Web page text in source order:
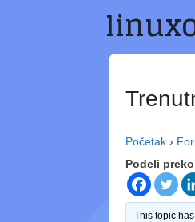
Početak ›
Podeli preko
This topic